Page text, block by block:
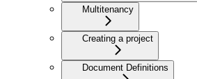
Multitenancy
Creating a project
Document Definitions